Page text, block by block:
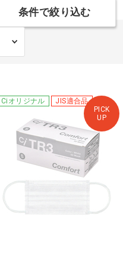
条件で絞り込む
PICK
UP
Ciオリジナル JIS適合品